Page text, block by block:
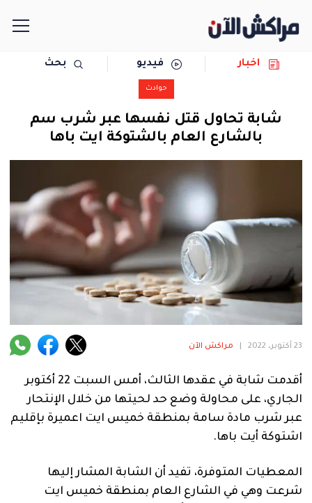
مجتمع
سياسة
المرأة
منوعة
آراء
اخبار فيديو بحث
حوادث
شابة تحاول قتل نفسها عبر شرب سم
بالشارع العام بالشتوكة ايت باها
23 أكتوبر، 2022 مراكش الآن
أقدمت شابة في عقدها الثالث، أمس السبت 22 أكتوبر
الجاري، على محاولة وضع حد لحيتها من خلال الإنتحار
عبر شرب مادة سامة بمنطقة خميس ايت اعميرة بإقليم
اشتوكة أيت باها.
المعطيات المتوفرة، تفيد أن الشابة المشار إليها
شرعت وهي في الشارع العام بمنطقة خميس ايت